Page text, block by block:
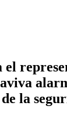
el
la